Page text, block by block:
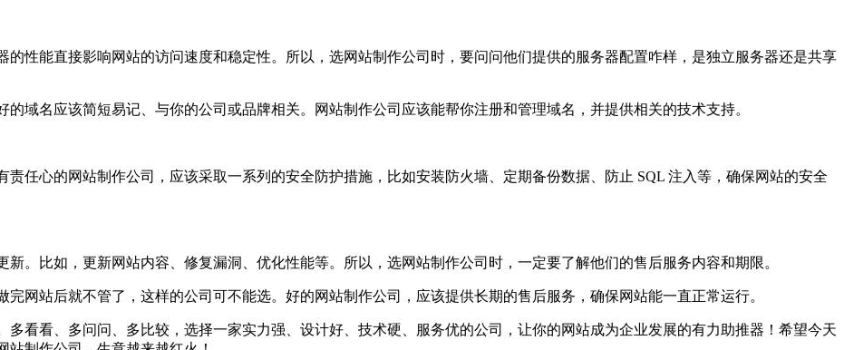
的性能直接影响网站的访问速度和稳定性。所以，选网站制作公司时，要问问他们提供的服务器配置咋样，是独立服务器还是共享
域名应该简短易记、与你的公司或品牌相关。网站制作公司应该能帮你注册和管理域名，并提供相关的技术支持。
任心的网站制作公司，应该采取一系列的安全防护措施，比如安装防火墙、定期备份数据、防止 SQL 注入等，确保网站的安全
。比如，更新网站内容、修复漏洞、优化性能等。所以，选网站制作公司时，一定要了解他们的售后服务内容和期限。
网站后就不管了，这样的公司可不能选。好的网站制作公司，应该提供长期的售后服务，确保网站能一直正常运行。
看看、多问问、多比较，选择一家实力强、设计好、技术硬、服务优的公司，让你的网站成为企业发展的有力助推器！希望今天